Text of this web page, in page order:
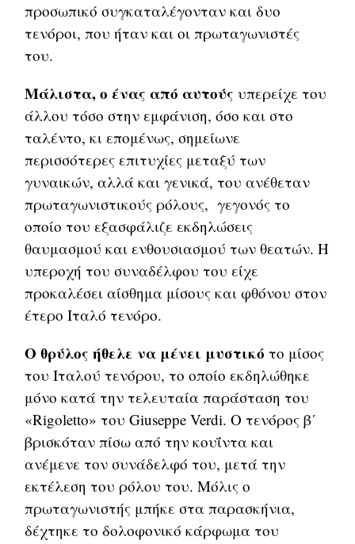
προσωπικό συγκαταλέγονταν και δυο
τενόροι, που ήταν και οι πρωταγωνιστές
του.
Μάλιστα, ο ένας από αυτούς υπερείχε του
άλλου τόσο στην εμφάνιση, όσο και στο
ταλέντο, κι επομένως, σημείωνε
περισσότερες επιτυχίες μεταξύ των
γυναικών, αλλά και γενικά, του ανέθεταν
πρωταγωνιστικούς ρόλους, γεγονός το
οποίο του εξασφάλιζε εκδηλώσεις
θαυμασμού και ενθουσιασμού των θεατών. Η
υπεροχή του συναδέλφου του είχε
προκαλέσει αίσθημα μίσους και φθόνου στον
έτερο Ιταλό τενόρο.
Ο θρύλος ήθελε να μένει μυστικό το μίσος
του Ιταλού τενόρου, το οποίο εκδηλώθηκε
μόνο κατά την τελευταία παράσταση του
«Rigoletto» του Giuseppe Verdi. Ο τενόρος β΄
βρισκόταν πίσω από την κουΐντα και
ανέμενε τον συνάδελφό του, μετά την
εκτέλεση του ρόλου του. Μόλις ο
πρωταγωνιστής μπήκε στα παρασκήνια,
δέχτηκε το δολοφονικό κάρφωμα του